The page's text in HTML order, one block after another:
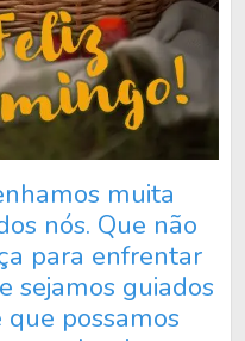
muita
nós. Que não
para enfrentar
sejamos guiados
que possamos